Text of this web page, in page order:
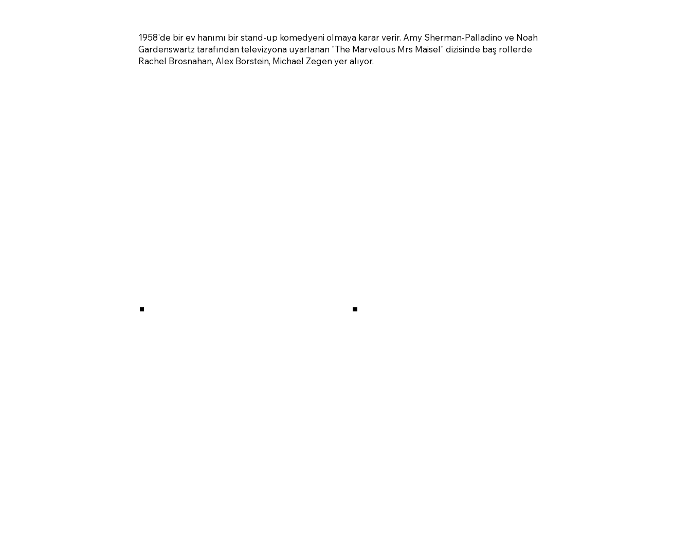
1958'de bir ev hanımı bir stand-up komedyeni olmaya karar verir. Amy Sherman-Palladino ve Noah
Gardenswartz tarafından televizyona uyarlanan "The Marvelous Mrs Maisel" dizisinde baş rollerde
Rachel Brosnahan, Alex Borstein, Michael Zegen yer alıyor.